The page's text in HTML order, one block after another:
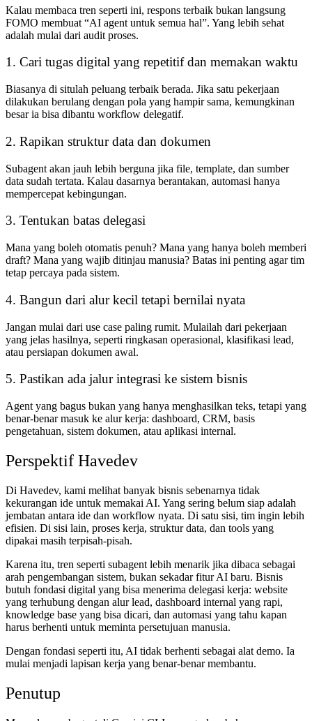
Kalau membaca tren seperti ini, respons terbaik bukan langsung
FOMO membuat “AI agent untuk semua hal”. Yang lebih sehat
adalah mulai dari audit proses.
1. Cari tugas digital yang repetitif dan memakan waktu
Biasanya di situlah peluang terbaik berada. Jika satu pekerjaan
dilakukan berulang dengan pola yang hampir sama, kemungkinan
besar ia bisa dibantu workflow delegatif.
2. Rapikan struktur data dan dokumen
Subagent akan jauh lebih berguna jika file, template, dan sumber
data sudah tertata. Kalau dasarnya berantakan, automasi hanya
mempercepat kebingungan.
3. Tentukan batas delegasi
Mana yang boleh otomatis penuh? Mana yang hanya boleh memberi
draft? Mana yang wajib ditinjau manusia? Batas ini penting agar tim
tetap percaya pada sistem.
4. Bangun dari alur kecil tetapi bernilai nyata
Jangan mulai dari use case paling rumit. Mulailah dari pekerjaan
yang jelas hasilnya, seperti ringkasan operasional, klasifikasi lead,
atau persiapan dokumen awal.
5. Pastikan ada jalur integrasi ke sistem bisnis
Agent yang bagus bukan yang hanya menghasilkan teks, tetapi yang
benar-benar masuk ke alur kerja: dashboard, CRM, basis
pengetahuan, sistem dokumen, atau aplikasi internal.
Perspektif Havedev
Di Havedev, kami melihat banyak bisnis sebenarnya tidak
kekurangan ide untuk memakai AI. Yang sering belum siap adalah
jembatan antara ide dan workflow nyata. Di satu sisi, tim ingin lebih
efisien. Di sisi lain, proses kerja, struktur data, dan tools yang
dipakai masih terpisah-pisah.
Karena itu, tren seperti subagent lebih menarik jika dibaca sebagai
arah pengembangan sistem, bukan sekadar fitur AI baru. Bisnis
butuh fondasi digital yang bisa menerima delegasi kerja: website
yang terhubung dengan alur lead, dashboard internal yang rapi,
knowledge base yang bisa dicari, dan automasi yang tahu kapan
harus berhenti untuk meminta persetujuan manusia.
Dengan fondasi seperti itu, AI tidak berhenti sebagai alat demo. Ia
mulai menjadi lapisan kerja yang benar-benar membantu.
Penutup